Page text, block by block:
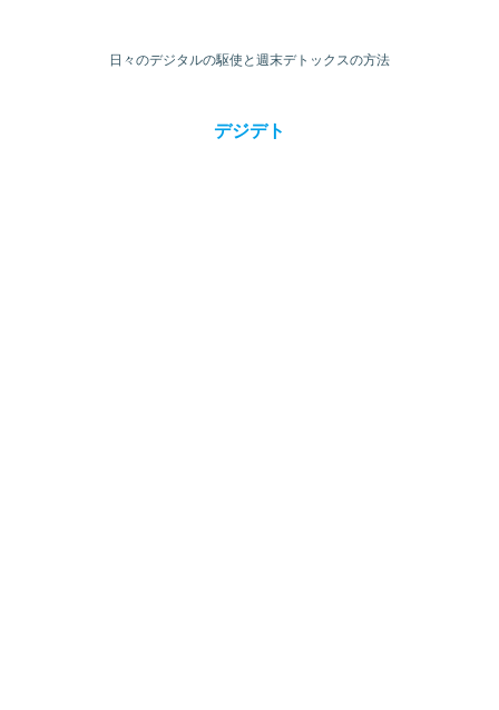
日々のデジタルの駆使と週末デトックスの方法
デジデト